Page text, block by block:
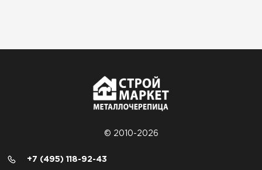
© 2010-2026
+7 (495) 118-92-43